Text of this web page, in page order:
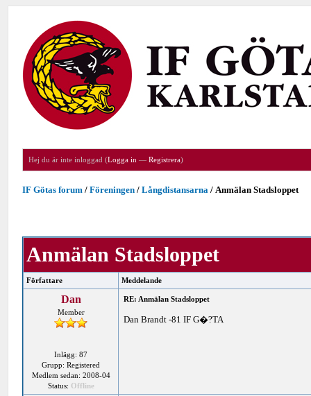
Hej du är inte inloggad (Logga in —Registrera)
IF Götas forum /Föreningen /Långdistansarna /Anmälan Stadsloppet
Anmälan Stadsloppet
Författare Meddelande
Dan
Member
Inlägg: 87
Grupp: Registered
Medlem sedan: 2008-04
Status: Offline
RE: Anmälan Stadsloppet
Dan Brandt -81 IF G�?TA